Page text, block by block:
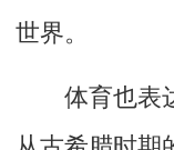
世界。
体育也表达
从古希腊时期